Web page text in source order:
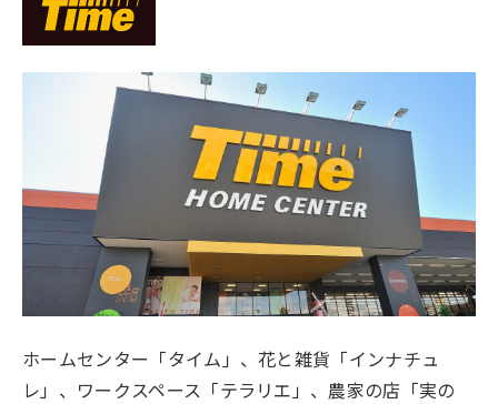
ホームセンター「タイム」、花と雑貨「インナチュ
レ」、ワークスペース「テラリエ」、農家の店「実の